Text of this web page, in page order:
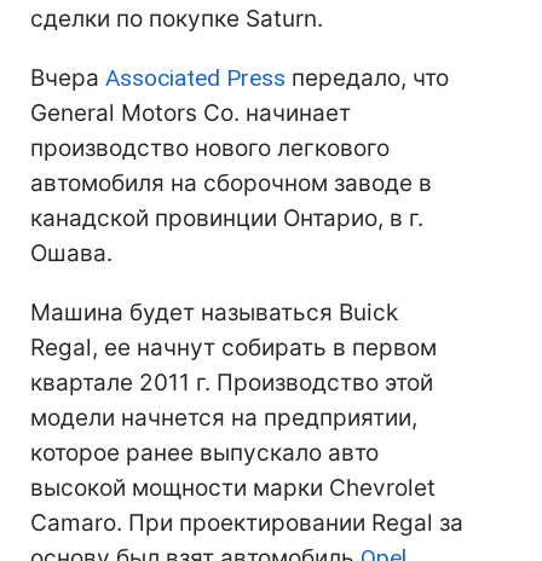
сделки по покупке Saturn.
Вчера Associated Press передало, что
General Motors Co. начинает
производство нового легкового
автомобиля на сборочном заводе в
канадской провинции Онтарио, в г.
Ошава.
Машина будет называться Buick
Regal, ее начнут собирать в первом
квартале 2011 г. Производство этой
модели начнется на предприятии,
которое ранее выпускало авто
высокой мощности марки Chevrolet
Camaro. При проектировании Regal за